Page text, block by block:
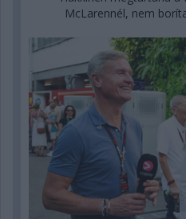
McLarennél, nem